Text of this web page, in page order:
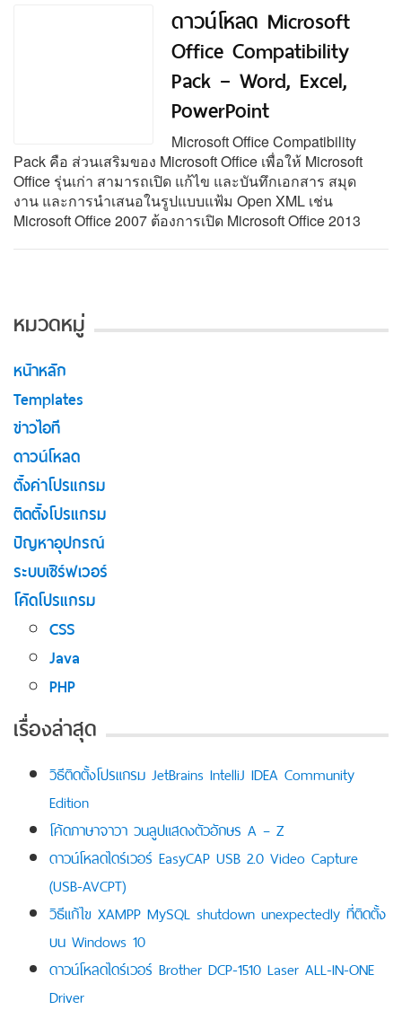
ดาวน์โหลด Microsoft
Office Compatibility
Pack – Word, Excel,
PowerPoint
Microsoft Office Compatibility
Pack คือ ส่วนเสริมของ Microsoft Office เพื่อให้ Microsoft
Office รุ่นเก่า สามารถเปิด แก้ไข และบันทึกเอกสาร สมุด
งาน และการนำเสนอในรูปแบบแฟ้ม Open XML เช่น
Microsoft Office 2007 ต้องการเปิด Microsoft Office 2013
หมวดหมู่
หน้าหลัก
Templates
ข่าวไอที
ดาวน์โหลด
ตั้งค่าโปรแกรม
ติดตั้งโปรแกรม
ปัญหาอุปกรณ์
ระบบเซิร์ฟเวอร์
โค้ดโปรแกรม
CSS
Java
PHP
เรื่องล่าสุด
วิธีติดตั้งโปรแกรม JetBrains IntelliJ IDEA Community
Edition
โค้ดภาษาจาวา วนลูปแสดงตัวอักษร A – Z
ดาวน์โหลดไดร์เวอร์ EasyCAP USB 2.0 Video Capture
(USB-AVCPT)
วิธีแก้ไข XAMPP MySQL shutdown unexpectedly ที่ติดตั้ง
บน Windows 10
ดาวน์โหลดไดร์เวอร์ Brother DCP-1510 Laser ALL-IN-ONE
Driver